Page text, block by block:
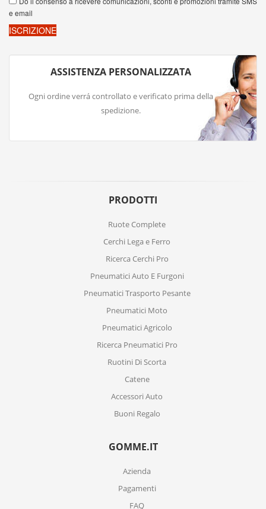
ASSISTENZA PERSONALIZZATA
Ogni ordine verrá controllato e verificato prima della
spedizione.
PRODOTTI
Ruote Complete
Cerchi Lega e Ferro
Ricerca Cerchi Pro
Pneumatici Auto E Furgoni
Pneumatici Trasporto Pesante
Pneumatici Moto
Pneumatici Agricolo
Ricerca Pneumatici Pro
Ruotini Di Scorta
Catene
Accessori Auto
Buoni Regalo
GOMME.IT
Azienda
Pagamenti
FAQ